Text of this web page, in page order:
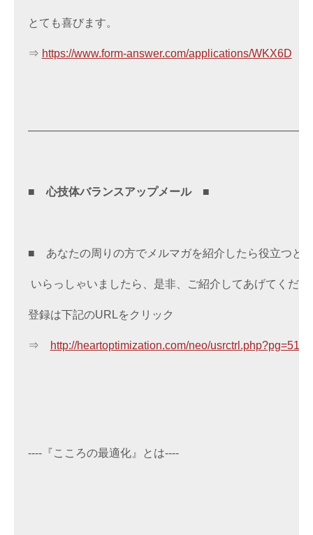
とても喜びます。
⇒ https://www.form-answer.com/applications/WKX6D
■ 心技体バランスアップメール ■
■　あなたの周りの方でメルマガを紹介したら役立つと
いらっしゃいましたら、是非、ご紹介してあげてくださ
登録は下記のURLをクリック
⇒ http://heartoptimization.com/neo/usrctrl.php?pg=51vh
----『こころの最適化』とは----